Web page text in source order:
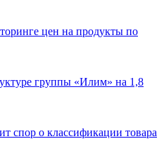
цен на продукты по
группы «Илим» на 1,8
спор о классификации товара